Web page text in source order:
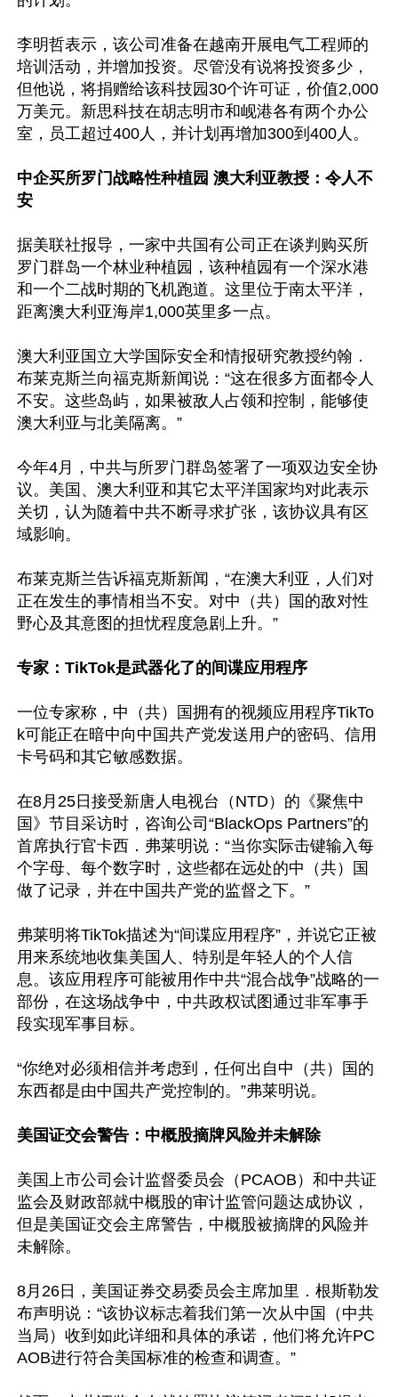
李明哲表示，该公司准备在越南开展电气工程师的
培训活动，并增加投资。尽管没有说将投资多少，
但他说，将捐赠给该科技园30个许可证，价值2,000
万美元。新思科技在胡志明市和岘港各有两个办公
室，员工超过400人，并计划再增加300到400人。
中企买所罗门战略性种植园 澳大利亚教授：令人不
安
据美联社报导，一家中共国有公司正在谈判购买所
罗门群岛一个林业种植园，该种植园有一个深水港
和一个二战时期的飞机跑道。这里位于南太平洋，
距离澳大利亚海岸1,000英里多一点。
澳大利亚国立大学国际安全和情报研究教授约翰．
布莱克斯兰向福克斯新闻说：“这在很多方面都令人
不安。这些岛屿，如果被敌人占领和控制，能够使
澳大利亚与北美隔离。”
今年4月，中共与所罗门群岛签署了一项双边安全协
议。美国、澳大利亚和其它太平洋国家均对此表示
关切，认为随着中共不断寻求扩张，该协议具有区
域影响。
布莱克斯兰告诉福克斯新闻，“在澳大利亚，人们对
正在发生的事情相当不安。对中（共）国的敌对性
野心及其意图的担忧程度急剧上升。”
专家：TikTok是武器化了的间谍应用程序
一位专家称，中（共）国拥有的视频应用程序TikTo
k可能正在暗中向中国共产党发送用户的密码、信用
卡号码和其它敏感数据。
在8月25日接受新唐人电视台（NTD）的《聚焦中
国》节目采访时，咨询公司“BlackOps Partners”的
首席执行官卡西．弗莱明说：“当你实际击键输入每
个字母、每个数字时，这些都在远处的中（共）国
做了记录，并在中国共产党的监督之下。”
弗莱明将TikTok描述为“间谍应用程序”，并说它正被
用来系统地收集美国人、特别是年轻人的个人信
息。该应用程序可能被用作中共“混合战争”战略的一
部份，在这场战争中，中共政权试图通过非军事手
段实现军事目标。
“你绝对必须相信并考虑到，任何出自中（共）国的
东西都是由中国共产党控制的。”弗莱明说。
美国证交会警告：中概股摘牌风险并未解除
美国上市公司会计监督委员会（PCAOB）和中共证
监会及财政部就中概股的审计监管问题达成协议，
但是美国证交会主席警告，中概股被摘牌的风险并
未解除。
8月26日，美国证券交易委员会主席加里．根斯勒发
布声明说：“该协议标志着我们第一次从中国（中共
当局）收到如此详细和具体的承诺，他们将允许PC
AOB进行符合美国标准的检查和调查。”